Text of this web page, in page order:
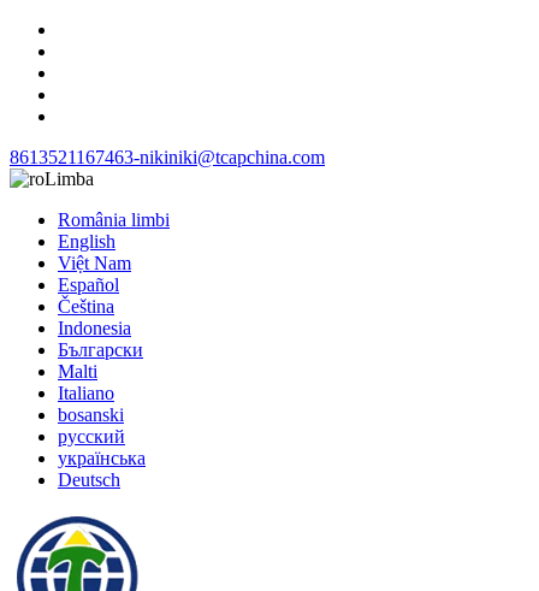
8613521167463-nikiniki@tcapchina.com
Limba
România limbi
English
Việt Nam
Español
Čeština
Indonesia
Български
Malti
Italiano
bosanski
русский
українська
Deutsch